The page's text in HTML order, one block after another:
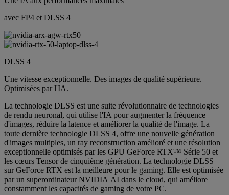
avec FP4 et DLSS 4
DLSS 4
Une vitesse exceptionnelle. Des images de qualité supérieure.
Optimisées par l'IA.
La technologie DLSS est une suite révolutionnaire de technologies
de rendu neuronal, qui utilise l'IA pour augmenter la fréquence
d'images, réduire la latence et améliorer la qualité de l'image. La
toute dernière technologie DLSS 4, offre une nouvelle génération
d'images multiples, un ray reconstruction amélioré et une résolution
exceptionnelle optimisés par les GPU GeForce RTX™ Série 50 et
les cœurs Tensor de cinquième génération. La technologie DLSS
sur GeForce RTX est la meilleure pour le gaming. Elle est optimisée
par un superordinateur NVIDIA AI dans le cloud, qui améliore
constamment les capacités de gaming de votre PC.